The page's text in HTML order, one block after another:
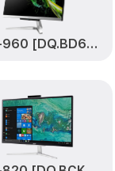
C24-960 [DQ.BD6ER.003]